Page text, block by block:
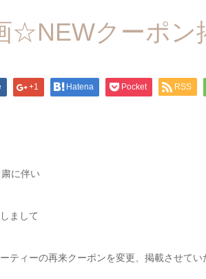
☆NEWクーポン
+1 Hatena Pocket RSS
に伴い
まして
ティーの再来クーポンを変更、掲載させてい